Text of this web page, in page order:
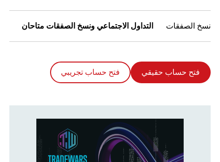
نسخ الصفقات التداول الاجتماعي ونسخ الصفقات متاحان
فتح حساب حقيقي فتح حساب تجريبي